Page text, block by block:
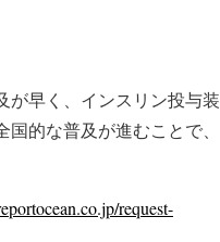
が早く、インスリン投与装
的な普及が進むことで、
request-